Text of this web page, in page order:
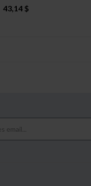
43,14 $